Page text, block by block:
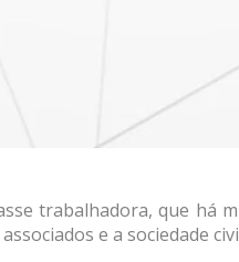
trabalhadora, que há
e a sociedade